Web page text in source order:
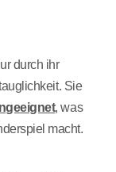
durch ihr
Sie
, was
macht.